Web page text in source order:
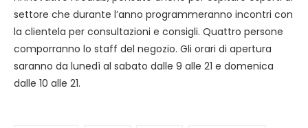
settore che durante l’anno programmeranno incontri con
la clientela per consultazioni e consigli. Quattro persone
comporranno lo staff del negozio. Gli orari di apertura
saranno da lunedì al sabato dalle 9 alle 21 e domenica
dalle 10 alle 21.